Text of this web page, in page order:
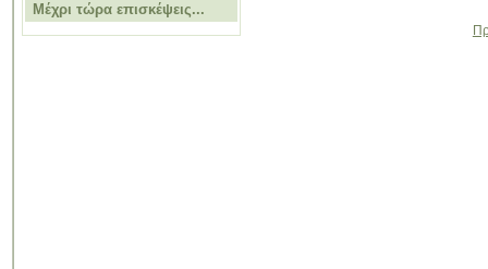
Μέχρι τώρα επισκέψεις...